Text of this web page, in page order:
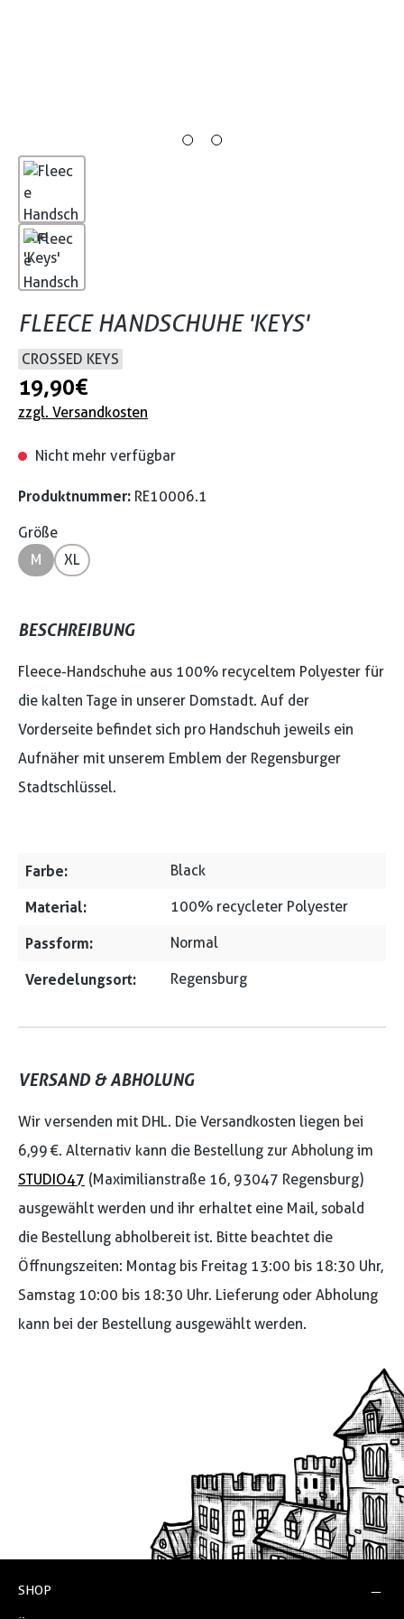
FLEECE HANDSCHUHE 'KEYS'
CROSSED KEYS
19,90 €
zzgl. Versandkosten
Nicht mehr verfügbar
Produktnummer: RE10006.1
Größe
M
XL
BESCHREIBUNG
Fleece-Handschuhe aus 100% recyceltem Polyester für
die kalten Tage in unserer Domstadt. Auf der
Vorderseite befindet sich pro Handschuh jeweils ein
Aufnäher mit unserem Emblem der Regensburger
Stadtschlüssel.
Farbe: Black
Material: 100% recycleter Polyester
Passform: Normal
Veredelungsort: Regensburg
VERSAND & ABHOLUNG
Wir versenden mit DHL. Die Versandkosten liegen bei
6,99 €. Alternativ kann die Bestellung zur Abholung im
STUDIO47 (Maximilianstraße 16, 93047 Regensburg)
ausgewählt werden und ihr erhaltet eine Mail, sobald
die Bestellung abholbereit ist. Bitte beachtet die
Öffnungszeiten: Montag bis Freitag 13:00 bis 18:30 Uhr,
Samstag 10:00 bis 18:30 Uhr. Lieferung oder Abholung
kann bei der Bestellung ausgewählt werden.
SHOP